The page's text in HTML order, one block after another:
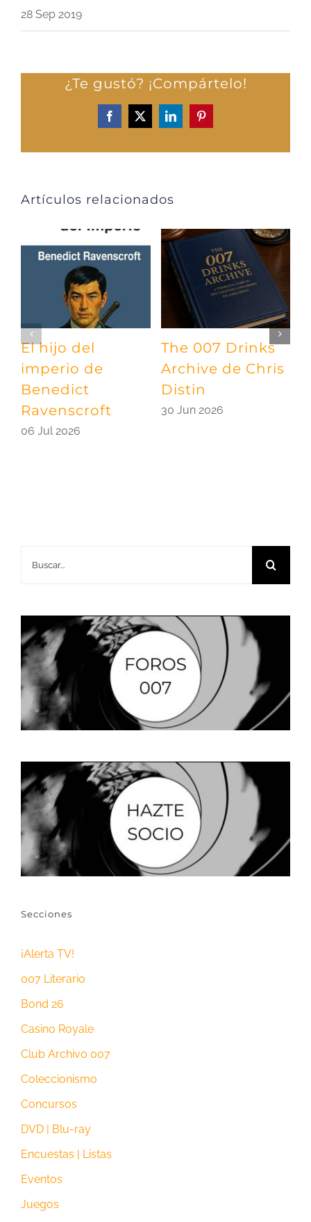
28 Sep 2019
¿Te gustó? ¡Compártelo!
Facebook
X LinkedInPinterest
Artículos relacionados
El hijo del
imperio de
Benedict
Ravenscroft
06 Jul 2026
The 007 Drinks
Archive de Chris
Distin
30 Jun 2026
Secciones
¡Alerta TV!
007 Literario
Bond 26
Casino Royale
Club Archivo 007
Coleccionismo
Concursos
DVD | Blu-ray
Encuestas | Listas
Eventos
Juegos